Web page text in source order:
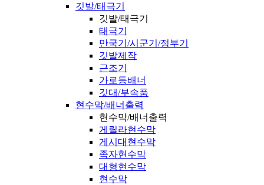
깃발/태극기
깃발/태극기
태극기
만국기/시군기/정부기
깃발제작
근조기
가로등배너
깃대/부속품
현수막/배너출력
현수막/배너출력
게릴라현수막
게시대현수막
족자현수막
대형현수막
현수막